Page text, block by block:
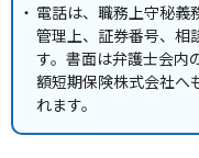
電話は、職務上守秘義
管理上、証券番号、相
す。書面は弁護士会内
額短期保険株式会社へ
れます。